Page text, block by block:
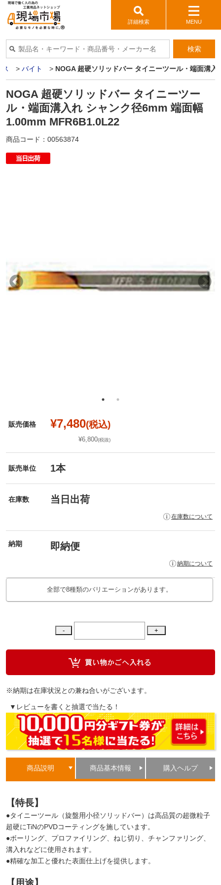
詳細検索 MENU
検索
> バイト > NOGA 超硬ソリッドバー タイニーツール・端面溝
NOGA 超硬ソリッドバー タイニーツー
ル・端面溝入れ シャンク径6mm 端面幅
1.00mm MFR6B1.0L22
商品コード： 00563874
販売価格 ¥7,480(税込)
¥6,800(税抜)
販売単位 1本
在庫数 当日出荷
在庫数について
納期 即納便
納期について
全部で8種類のバリエーションがあります。
※納期は在庫状況との兼ね合いがございます。
▼レビューを書くと抽選で当たる！
商品説明 商品基本情報 購入ヘルプ
【特長】
●タイニーツール（旋盤用小径ソリッドバー）は高品質の超微粒子
超硬にTiNのPVDコーティングを施しています。
●ボーリング、プロファイリング、ねじ切り、チャンファリング、
溝入れなどに使用されます。
●精確な加工と優れた表面仕上げを提供します。